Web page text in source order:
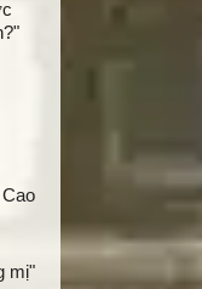
mị"